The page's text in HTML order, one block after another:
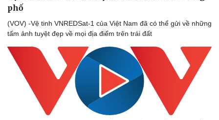
phố
(VOV) -Vệ tinh VNREDSat-1 của Việt Nam đã có thể gửi về những
tấm ảnh tuyệt đẹp về mọi địa điểm trên trái đất